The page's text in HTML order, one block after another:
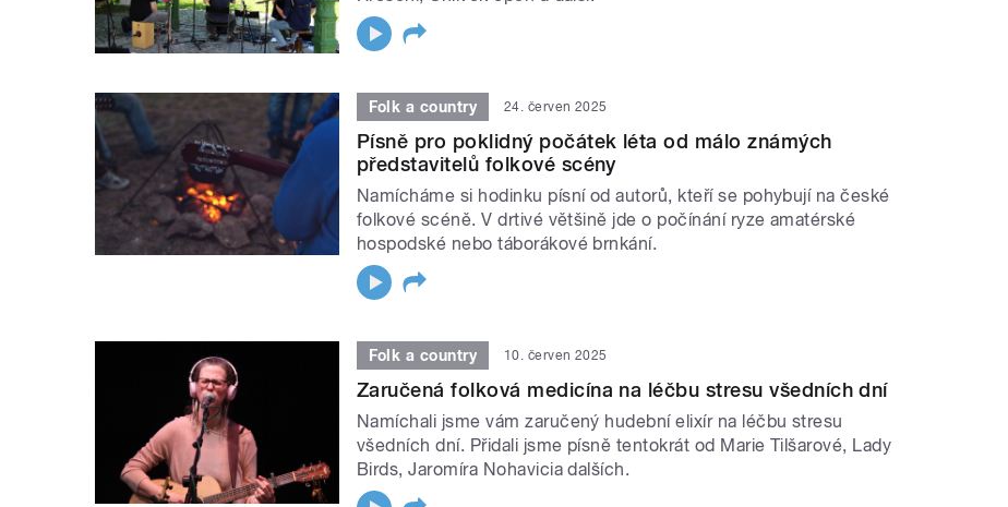
Folk a country 24. červen 2025
Písně pro poklidný počátek léta od málo známých
představitelů folkové scény
Namícháme si hodinku písní od autorů, kteří se pohybují na české
folkové scéně. V drtivé většině jde o počínání ryze amatérské
hospodské nebo táborákové brnkání.
Folk a country 10. červen 2025
Zaručená folková medicína na léčbu stresu všedních dní
Namíchali jsme vám zaručený hudební elixír na léčbu stresu
všedních dní. Přidali jsme písně tentokrát od Marie Tilšarové, Lady
Birds, Jaromíra Nohavicia dalších.